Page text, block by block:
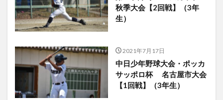
秋季大会【2回戦】（3年
生）
2021年7月17日
中日少年野球大会・ポッカ
サッポロ杯 名古屋市大会
【1回戦】（3年生）